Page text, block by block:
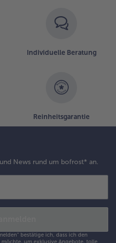
Individuelle Beratung
Reinheitsgarantie
News rund um bofrost* an.
bestätige ich, dass ich den
um exklusive Angebote, tolle